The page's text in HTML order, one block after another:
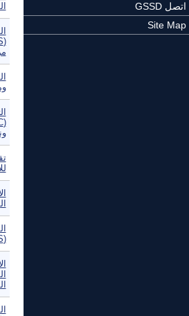
اتصل GSSD
Site Map
(WSIS) -- إعلان مبادئ جنيف